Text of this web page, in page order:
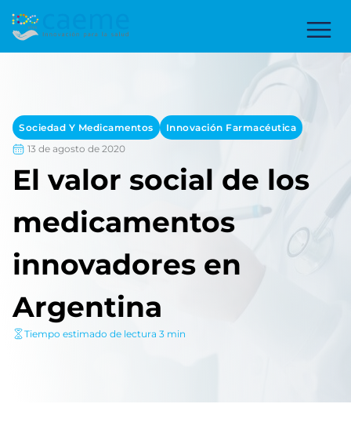
Sociedad Y Medicamentos
Innovación Farmacéutica
13 de agosto de 2020
El valor social de los
medicamentos
innovadores en
Argentina
Tiempo estimado de lectura 3 min